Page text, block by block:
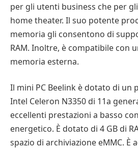
per gli utenti business che per
home theater. Il suo potente
memoria gli consentono di
RAM. Inoltre, è compatibile con
memoria esterna.
Il mini PC Beelink è dotato di un
Intel Celeron N3350 di 11a
eccellenti prestazioni a basso
energetico. È dotato di 4 GB di
spazio di archiviazione eMMC. È